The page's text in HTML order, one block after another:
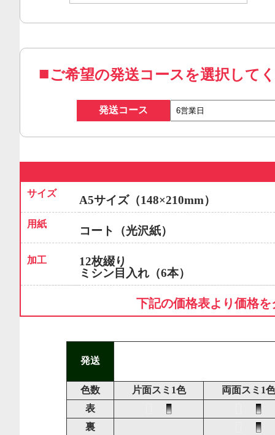
ご希望の発送コースを選択して
発送コース
サイズ
A5サイズ（148×210mm）
用紙
コート（光沢紙）
加工
12枚綴り
ミシン目入れ（6本）
下記の価格表より価格
発送
色数 片面スミ1色
両面スミ1色
表
裏